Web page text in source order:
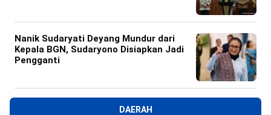
Nanik Sudaryati Deyang Mundur dari
Kepala BGN, Sudaryono Disiapkan Jadi
Pengganti
DAERAH